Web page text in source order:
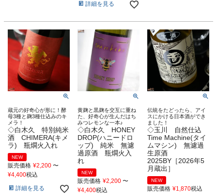
詳細を見る
蔵元の好奇心が形に！酵
母3種と麹3種仕込みのキ
メラ！
◇白木久 特別純米
酒 CHIMERA(キメ
ラ) 瓶燗火入れ
NEW
販売価格 ¥2,200 〜
¥4,400税込
詳細を見る
黄麹と黒麹を交互に重ね
た、好奇心が生んだはち
みつレモンな一本♪
◇白木久 HONEY
DROP(ハニードロ
ップ) 純米 無濾
過原酒 瓶燗火入
れ
NEW
販売価格 ¥2,200 〜
¥4,400税込
伝統をたどったら、アイ
スにかける日本酒ができ
ました！
◇玉川 自然仕込
Time Machine(タイ
ムマシン) 無濾過
生原酒
2025BY［2026年5
月蔵出］
NEW
販売価格 ¥1,870税込